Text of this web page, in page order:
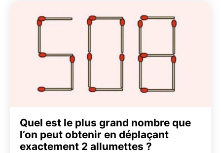
Quel est le plus grand nombre que
l’on peut obtenir en déplaçant
exactement 2 allumettes ?